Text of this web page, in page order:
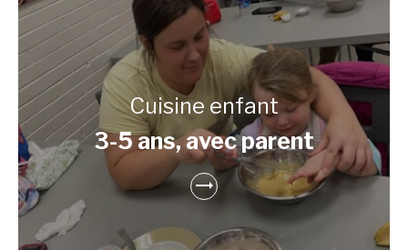
Cuisine enfant
3-5 ans, avec parent